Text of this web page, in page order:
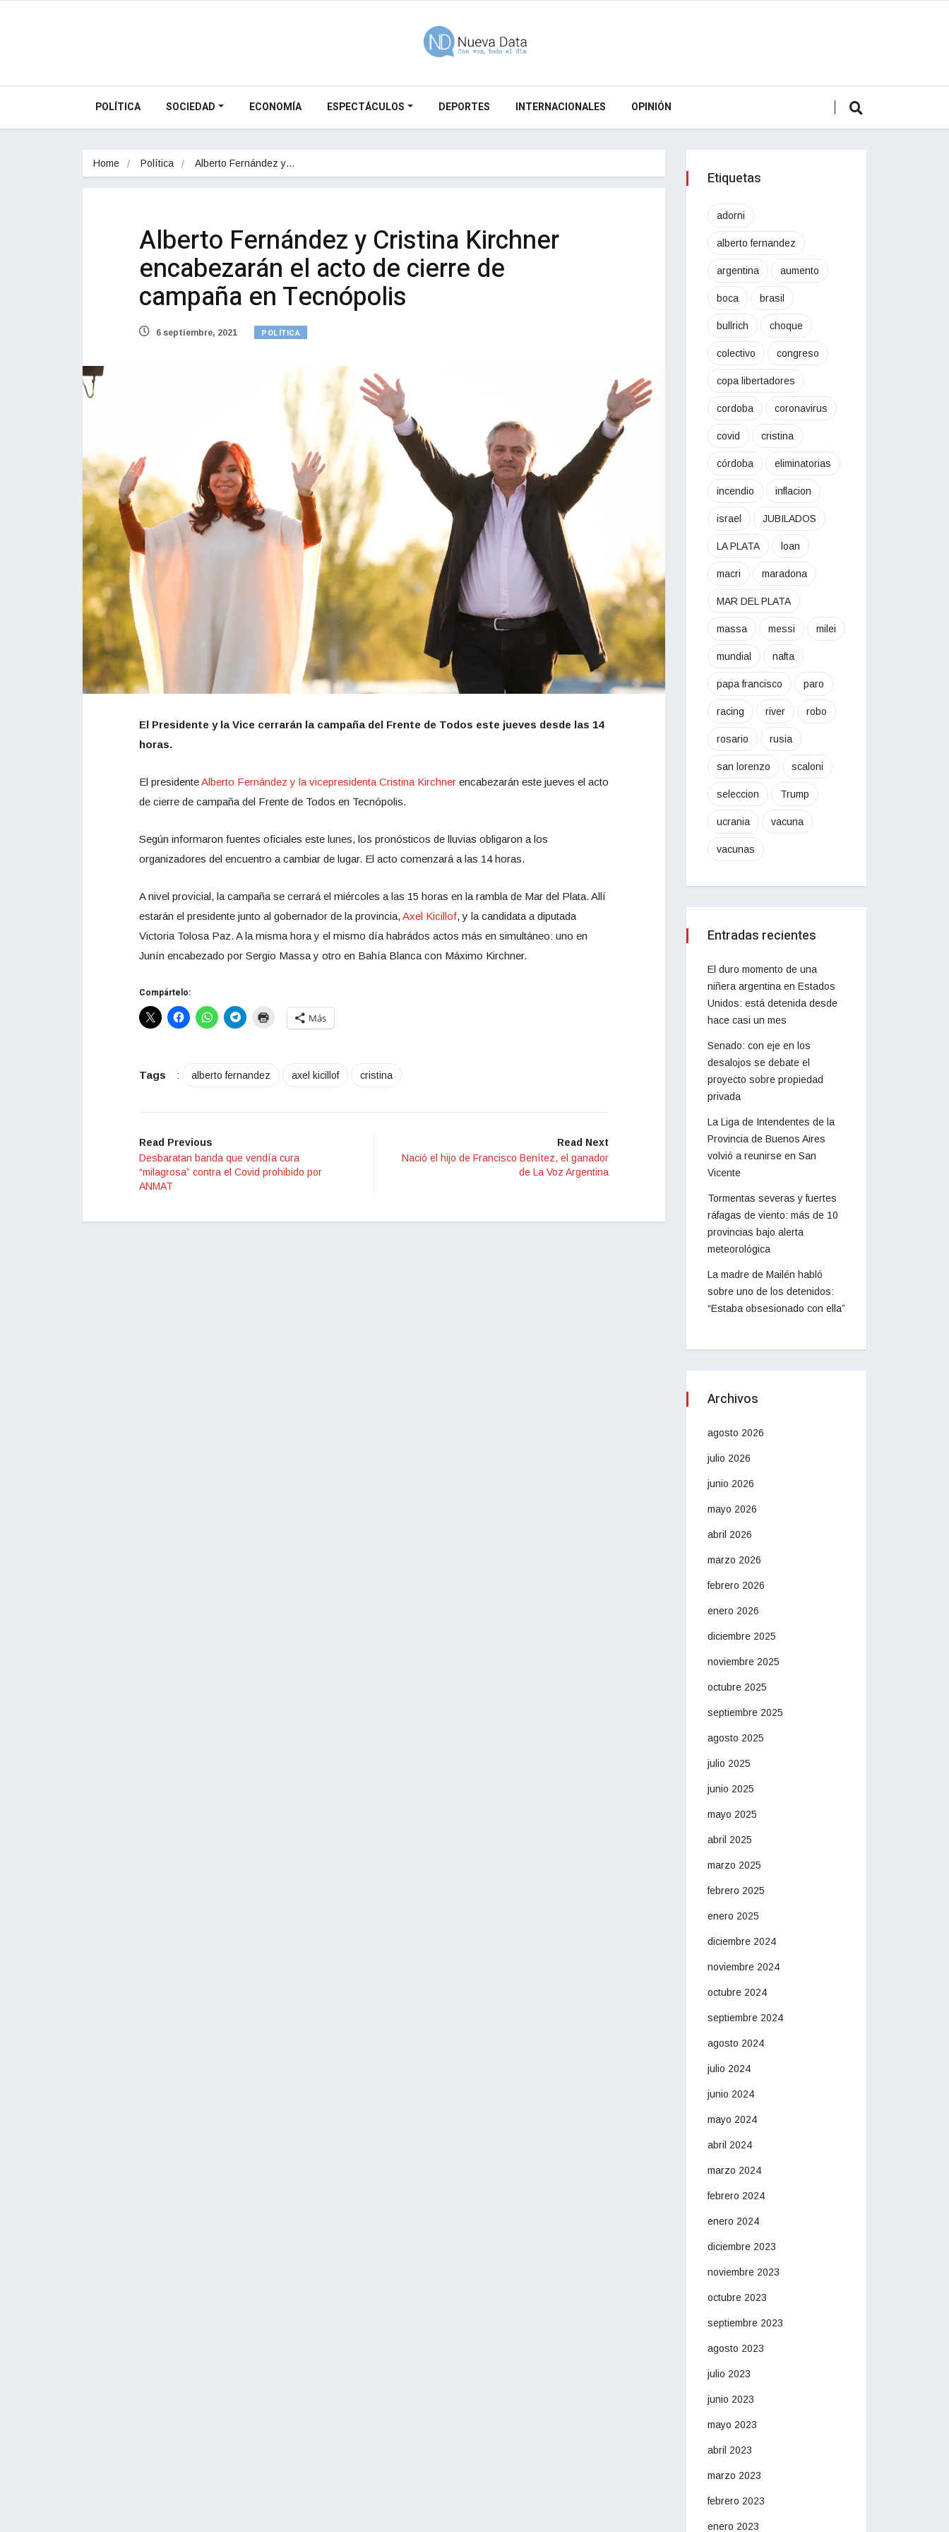
POLÍTICA SOCIEDAD ECONOMÍA ESPECTÁCULOS DEPORTES INTERNACIONALES OPINIÓN
Home Política Alberto Fernández y…
Alberto Fernández y Cristina Kirchner
encabezarán el acto de cierre de
campaña en Tecnópolis
6 septiembre, 2021 POLÍTICA
El Presidente y la Vice cerrarán la campaña del Frente de Todos este jueves desde las 14
horas.
El presidenteAlberto Fernández y la vicepresidenta Cristina Kirchner encabezarán este jueves el acto
de cierre de campaña del Frente de Todos en Tecnópolis.
Según informaron fuentes oficiales este lunes, los pronósticos de lluvias obligaron a los
organizadores del encuentro a cambiar de lugar. El acto comenzará a las 14 horas.
A nivel provicial, la campaña se cerrará el miércoles a las 15 horas en la rambla de Mar del Plata. Allí
estarán el presidente junto al gobernador de la provincia, Axel Kicillof, y la candidata a diputada
Victoria Tolosa Paz. A la misma hora y el mismo día habrádos actos más en simultáneo: uno en
Junín encabezado por Sergio Massa y otro en Bahía Blanca con Máximo Kirchner.
Compártelo:
Más
Tags : alberto fernandez axel kicillof cristina
Read Previous
Desbaratan banda que vendía cura
“milagrosa” contra el Covid prohibido por
ANMAT
Read Next
Nació el hijo de Francisco Benítez, el ganador
de La Voz Argentina
Etiquetas
adorni
alberto fernandez
argentina aumento
boca brasil
bullrich choque
colectivo congreso
copa libertadores
cordoba coronavirus
covid cristina
córdoba eliminatorias
incendio inflacion
israel JUBILADOS
LA PLATA loan
macri maradona
MAR DEL PLATA
massa messi milei
mundial nafta
papa francisco paro
racing river robo
rosario rusia
san lorenzo scaloni
seleccion Trump
ucrania vacuna
vacunas
Entradas recientes
El duro momento de una
niñera argentina en Estados
Unidos: está detenida desde
hace casi un mes
Senado: con eje en los
desalojos se debate el
proyecto sobre propiedad
privada
La Liga de Intendentes de la
Provincia de Buenos Aires
volvió a reunirse en San
Vicente
Tormentas severas y fuertes
ráfagas de viento: más de 10
provincias bajo alerta
meteorológica
La madre de Mailén habló
sobre uno de los detenidos:
“Estaba obsesionado con ella”
Archivos
agosto 2026
julio 2026
junio 2026
mayo 2026
abril 2026
marzo 2026
febrero 2026
enero 2026
diciembre 2025
noviembre 2025
octubre 2025
septiembre 2025
agosto 2025
julio 2025
junio 2025
mayo 2025
abril 2025
marzo 2025
febrero 2025
enero 2025
diciembre 2024
noviembre 2024
octubre 2024
septiembre 2024
agosto 2024
julio 2024
junio 2024
mayo 2024
abril 2024
marzo 2024
febrero 2024
enero 2024
diciembre 2023
noviembre 2023
octubre 2023
septiembre 2023
agosto 2023
julio 2023
junio 2023
mayo 2023
abril 2023
marzo 2023
febrero 2023
enero 2023